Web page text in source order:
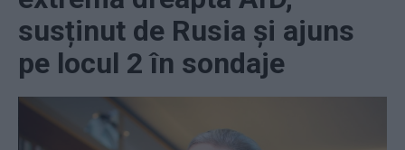
susținut de Rusia și ajuns
pe locul 2 în sondaje